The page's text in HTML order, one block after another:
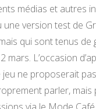
médias et autres
version test de
qui sont tenus de
mars. L’occasion
ne proposerait
parler, mais